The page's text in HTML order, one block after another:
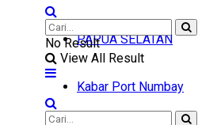
PAPUA SELATAN
Kabar Port Numbay
No Result
View All Result